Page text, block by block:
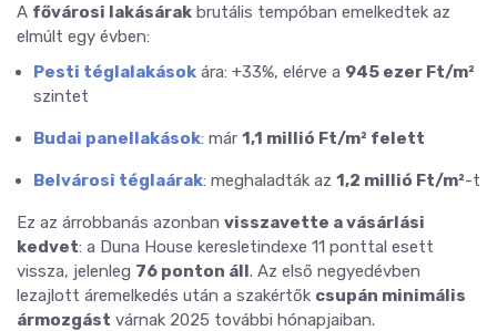
A fővárosi lakásárak brutális tempóban emelkedtek az
elmúlt egy évben:
Pesti téglalakások ára: +33%, elérve a 945 ezer Ft/m²
szintet
Budai panellakások: már 1,1 millió Ft/m² felett
Belvárosi téglaárak: meghaladták az 1,2 millió Ft/m²-t
Ez az árrobbanás azonban visszavette a vásárlási
kedvet: a Duna House keresletindexe 11 ponttal esett
vissza, jelenleg 76 ponton áll. Az első negyedévben
lezajlott áremelkedés után a szakértők csupán minimális
ármozgást várnak 2025 további hónapjaiban.